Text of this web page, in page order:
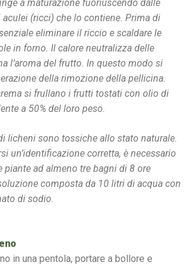
a maturazione fuoriuscendo dalle
(ricci) che lo contiene. Prima di
eliminare il riccio e scaldare le
in forno. Il calore neutralizza delle
l’aroma del frutto. In questo modo si
della rimozione della pellicina.
si frullano i frutti tostati con olio di
a 50% del loro peso.
licheni sono tossiche allo stato naturale.
un’identificazione corretta, è necessario
piante ad almeno tre bagni di 8 ore
composta da 10 litri di acqua con
di sodio.
in una pentola, portare a bollore e